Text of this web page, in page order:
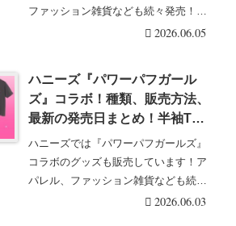
ファッション雑貨なども続々発売！
Honeys（ハニー・・・続きを読む
2026.06.05
ハニーズ『パワーパフガール
ズ』コラボ！種類、販売方法、
最新の発売日まとめ！半袖Tシ
ャツが2026年夏より新発売！
店頭、オンラインも？
ハニーズでは『パワーパフガールズ』
コラボのグッズも販売しています！ア
パレル、ファッション雑貨なども続々
発売！Honeys・・・続きを読む2026.06.03